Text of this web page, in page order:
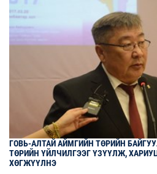
ГОВЬ-АЛТАЙ АЙМГИЙН ТӨРИЙН
ТӨРИЙН ҮЙЛЧИЛГЭЭГ ҮЗҮҮЛЖ,
ХӨГЖҮҮЛНЭ